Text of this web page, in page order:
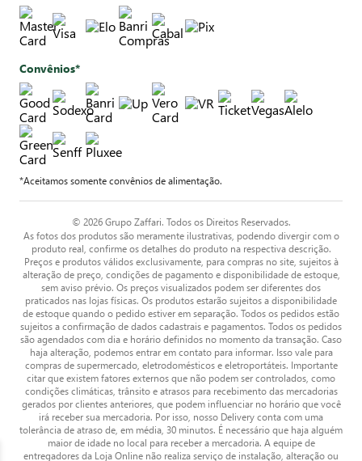
Convênios*
*Aceitamos somente convênios de alimentação.
© 2026 Grupo Zaffari. Todos os Direitos Reservados.
As fotos dos produtos são meramente ilustrativas, podendo divergir com o
produto real, confirme os detalhes do produto na respectiva descrição.
Preços e produtos válidos exclusivamente, para compras no site, sujeitos à
alteração de preço, condições de pagamento e disponibilidade de estoque,
sem aviso prévio. Os preços visualizados podem ser diferentes dos
praticados nas lojas físicas. Os produtos estarão sujeitos a disponibilidade
de estoque quando o pedido estiver em separação. Todos os pedidos estão
sujeitos a confirmação de dados cadastrais e pagamentos. Todos os pedidos
são agendados com dia e horário definidos no momento da transação. Caso
haja alteração, podemos entrar em contato para informar. Isso vale para
compras de supermercado, eletrodomésticos e eletroportáteis. Importante
citar que existem fatores externos que não podem ser controlados, como
condições climáticas, trânsito e atrasos para recebimento das mercadorias
gerados por clientes anteriores, que podem influenciar no horário que você
irá receber sua mercadoria. Por isso, nosso Delivery conta com uma
tolerância de atraso de, em média, 30 minutos. É necessário que haja alguém
maior de idade no local para receber a mercadoria. A equipe de
entregadores da Loja Online não realiza serviço de instalação, alteração ou